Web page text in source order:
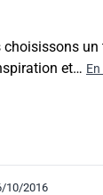
et…
10/2016